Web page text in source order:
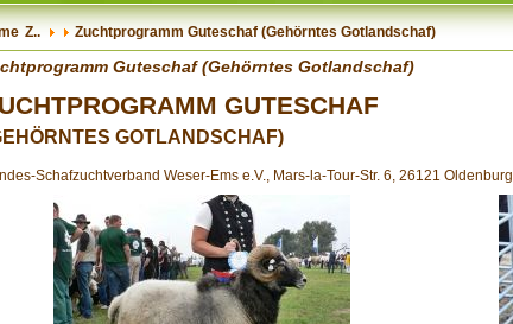
Z.. Zuchtprogramm Guteschaf (Gehörntes Gotlandschaf)
Guteschaf (Gehörntes Gotlandschaf)
GUTESCHAF
GOTLANDSCHAF)
Schafzuchtverband Weser-Ems e.V., Mars-la-Tour-Str. 6, 26121 Oldenburg